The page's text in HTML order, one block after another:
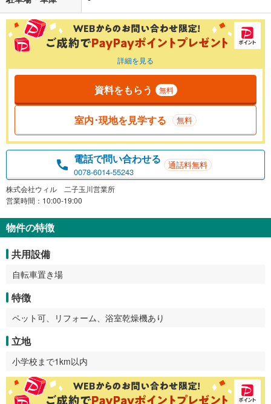
詳細を見る
資料をもらう 無料
室内･現地を見学する 無料
電話で問い合わせる
0078-6014-55243
通話料無料
株式会社ウィル 二子玉川営業所
営業時間：10:00-19:00
物件の特徴
共用設備
自転車置き場
特徴
ペット可、リフォーム、浴室乾燥機あり
立地
小学校まで1km以内